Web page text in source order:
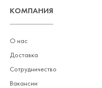
КОМПАНИЯ
О нас
Доставка
Сотрудничество
Вакансии